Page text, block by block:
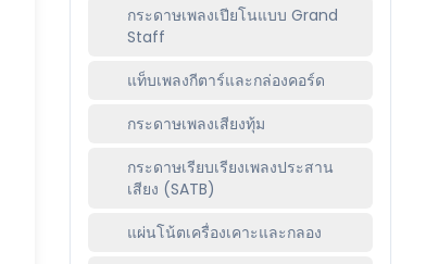
กระดาษเพลงเปียโนแบบ Grand
Staff
แท็บเพลงกีตาร์และกล่องคอร์ด
กระดาษเพลงเสียงทุ้ม
กระดาษเรียบเรียงเพลงประสาน
เสียง (SATB)
แผ่นโน้ตเครื่องเคาะและกลอง